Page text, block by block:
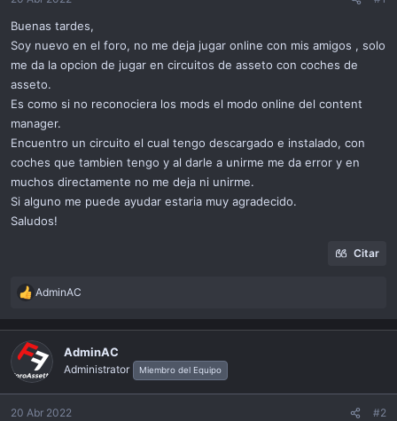
Buenas tardes,
Soy nuevo en el foro, no me deja jugar online con mis amigos , solo
me da la opcion de jugar en circuitos de asseto con coches de
asseto.
Es como si no reconociera los mods el modo online del content
manager.
Encuentro un circuito el cual tengo descargado e instalado, con
coches que tambien tengo y al darle a unirme me da error y en
muchos directamente no me deja ni unirme.
Si alguno me puede ayudar estaria muy agradecido.
Saludos!
Citar
R
a
c
t
i
o
n
AdminAC
AdminAC
Administrator Miembro del Equipo
20 Abr 2022 #2